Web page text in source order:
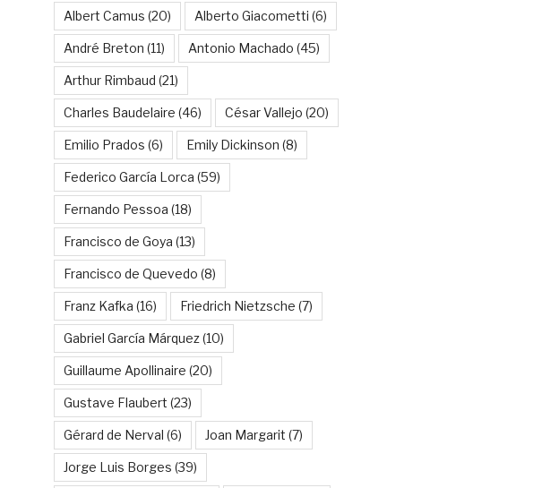
Albert Camus (20) Alberto Giacometti (6)
André Breton (11) Antonio Machado (45)
Arthur Rimbaud (21)
Charles Baudelaire (46) César Vallejo (20)
Emilio Prados (6) Emily Dickinson (8)
Federico García Lorca (59)
Fernando Pessoa (18)
Francisco de Goya (13)
Francisco de Quevedo (8)
Franz Kafka (16) Friedrich Nietzsche (7)
Gabriel García Márquez(10)
Guillaume Apollinaire (20)
Gustave Flaubert (23)
Gérard de Nerval (6) Joan Margarit (7)
Jorge Luis Borges (39)